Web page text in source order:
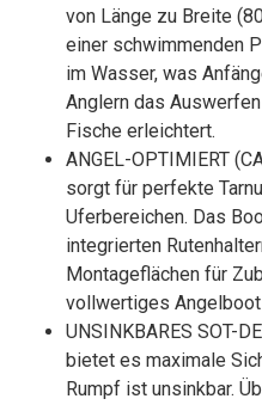
von Länge zu Breite
einer schwimmenden
im Wasser, was
Anglern das
Fische erleichtert.
ANGEL-OPTIMIERT
sorgt für perfekte
Uferbereichen. Das
integrierten
Montageflächen für
vollwertiges Angelboot
UNSINKBARES SOT-
bietet es maximale
Rumpf ist unsinkbar.